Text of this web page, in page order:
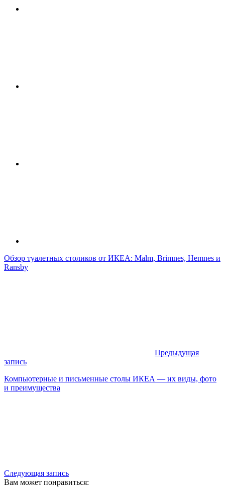
Обзор туалетных столиков от ИКЕА: Malm, Brimnes, Hemnes и
Ransby
Предыдущая
запись
Компьютерные и письменные столы ИКЕА — их виды, фото
и преимущества
Следующая запись
Вам может понравиться: